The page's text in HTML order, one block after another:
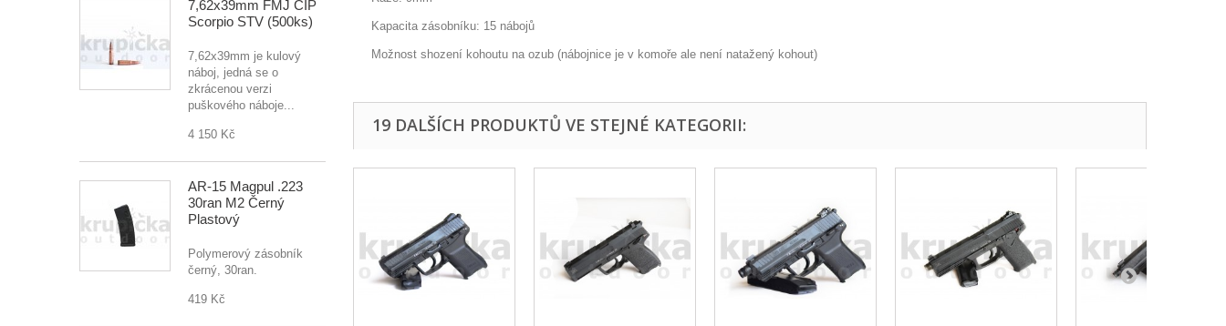
7,62x39mm FMJ CIP
Scorpio STV (500ks)
7,62x39mm je kulový
náboj, jedná se o
zkrácenou verzi
puškového náboje...
4 150 Kč
AR-15 Magpul .223
30ran M2 Černý
Plastový
Polymerový zásobník
černý, 30ran.
419 Kč
Kapacita zásobníku: 15 nábojů
Možnost shození kohoutu na ozub (nábojnice je v komoře ale není natažený kohout)
19 DALŠÍCH PRODUKTŮ VE STEJNÉ KATEGORII: